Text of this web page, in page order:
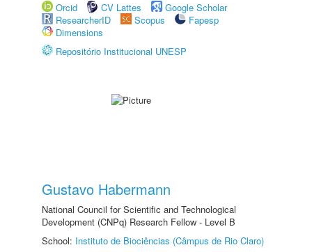
Orcid
CV Lattes
Google Scholar
ResearcherID
Scopus
Fapesp
Dimensions
Repositório Institucional UNESP
Gustavo Habermann
National Council for Scientific and Technological
Development (CNPq) Research Fellow - Level B
School: Instituto de Biociências (Câmpus de Rio Claro)